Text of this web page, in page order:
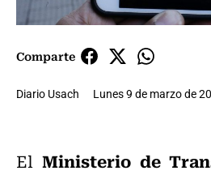
Comparte
Diario Usach Lunes 9 de marzo de
El Ministerio de